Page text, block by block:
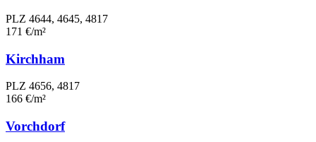
PLZ 4644, 4645, 4817
171 €/m²
Kirchham
PLZ 4656, 4817
166 €/m²
Vorchdorf